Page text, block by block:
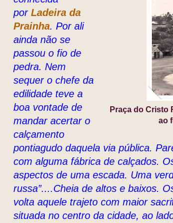
Praça do Cristo
ao
por Ladeira da
Prainha. Por ali
ainda não se
passou o fio de
pedra. Nem
sequer o chefe da
edilidade teve a
boa vontade de
mandar acertar o
calçamento
pontiagudo daquela via pública.
com alguma fábrica de calçados.
aspectos de uma escada. Uma
russa”....Cheia de altos e baixos.
volta aquele trajeto com maior
situada no centro da cidade, ao